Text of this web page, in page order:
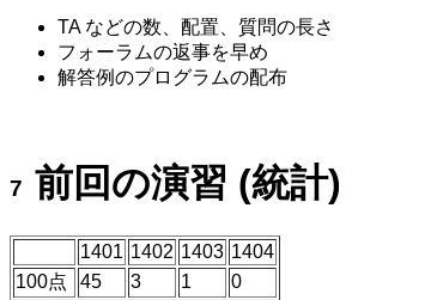
TA などの数、配置、質問の長さ
フォーラムの返事を早め
解答例のプログラムの配布
前回の演習 (統計)
1401 1402 1403 1404
100点
45 3 1
0